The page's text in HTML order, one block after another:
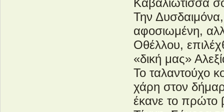
Την
αφοσιωμένη,
Οθέλλου,
«δική μας»
Το ταλαντούχο
χάρη στον
έκανε το πρώτο